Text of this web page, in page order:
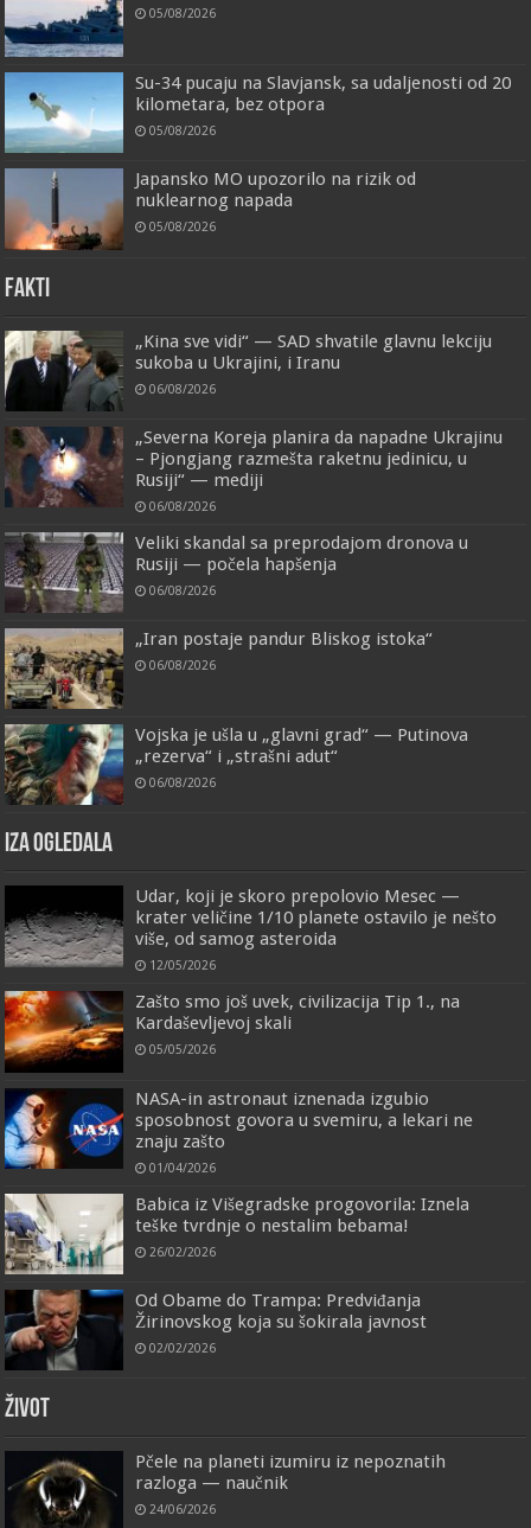
05/08/2026
Su-34 pucaju na Slavjansk, sa udaljenosti od 20
kilometara, bez otpora
05/08/2026
Japansko MO upozorilo na rizik od
nuklearnog napada
05/08/2026
FAKTI
„Kina sve vidi“ — SAD shvatile glavnu lekciju
sukoba u Ukrajini, i Iranu
06/08/2026
„Severna Koreja planira da napadne Ukrajinu
– Pjongjang razmešta raketnu jedinicu, u
Rusiji“ — mediji
06/08/2026
Veliki skandal sa preprodajom dronova u
Rusiji — počela hapšenja
06/08/2026
„Iran postaje pandur Bliskog istoka“
06/08/2026
Vojska je ušla u „glavni grad“ — Putinova
„rezerva“ i „strašni adut“
06/08/2026
IZA OGLEDALA
Udar, koji je skoro prepolovio Mesec —
krater veličine 1/10 planete ostavilo je nešto
više, od samog asteroida
12/05/2026
Zašto smo još uvek, civilizacija Tip 1., na
Kardaševljevoj skali
05/05/2026
NASA-in astronaut iznenada izgubio
sposobnost govora u svemiru, a lekari ne
znaju zašto
01/04/2026
Babica iz Višegradske progovorila: Iznela
teške tvrdnje o nestalim bebama!
26/02/2026
Od Obame do Trampa: Predviđanja
Žirinovskog koja su šokirala javnost
02/02/2026
ŽIVOT
Pčele na planeti izumiru iz nepoznatih
razloga — naučnik
24/06/2026